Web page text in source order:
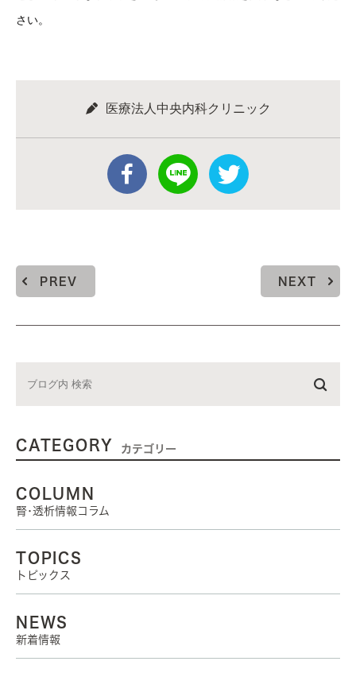
さい。
医療法人中央内科クリニック
PREV NEXT
CATEGORY カテゴリー
COLUMN
腎･透析情報コラム
TOPICS
トピックス
NEWS
新着情報